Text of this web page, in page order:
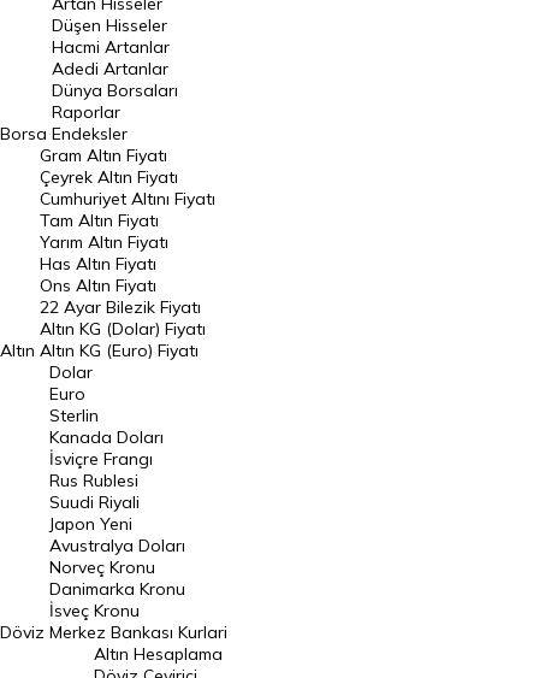
En Çok Düşen Hisseler
Hacmi Artanlar
Geçmiş Kapanışlar
Dünya Borsaları
Raporlar
Endeksler
DÖVİZ
Döviz Kuru
Dolar Kuru
Euro Kuru
Pound Kuru
Frank Kuru
Riyal Kuru
Avustralya Doları
Danimarka Kronu Kuru
Kanada Doları Kuru
Norveç Kronu Kuru
İsveç Kronu Kuru
Borsa
Düşen Hisseler
Hacmi Artanlar
Adedi Artanlar
Dünya Borsaları
Raporlar
Endeksler
Altın
Gram Altın Fiyatı
Çeyrek Altın Fiyatı
Cumhuriyet Altını Fiyatı
Tam Altın Fiyatı
Yarım Altın Fiyatı
Has Altın Fiyatı
Ons Altın Fiyatı
22 Ayar Bilezik Fiyatı
Altın KG (Dolar) Fiyatı
Altın KG (Euro) Fiyatı
Döviz
Dolar
Euro
Sterlin
Kanada Doları
İsviçre Frangı
Rus Rublesi
Suudi Riyali
Japon Yeni
Avustralya Doları
Norveç Kronu
Danimarka Kronu
İsveç Kronu
Merkez Bankası Kurlari
Altın Hesaplama